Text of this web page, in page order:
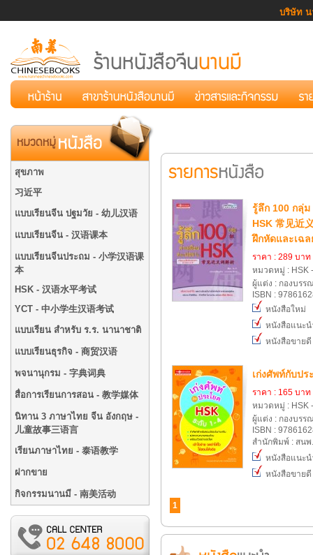
บริษัท น
สุขภาพ
习近平
แบบเรียนจีน ปฐมวัย - 幼儿汉语
แบบเรียนจีน - 汉语课本
แบบเรียนจีนประถม - 小学汉语课
本
HSK - 汉语水平考试
YCT - 中小学生汉语考试
แบบเรียน สำหรับ ร.ร. นานาชาติ
แบบเรียนธุรกิจ - 商贸汉语
พจนานุกรม - 字典词典
สื่อการเรียนการสอน - 教学媒体
นิทาน 3 ภาษาไทย จีน อังกฤษ -
儿童故事三语言
เรียนภาษาไทย - 泰语教学
ฝากขาย
กิจกรรมนานมี - 南美活动
รู้ลึก 100 กลุ่
HSK 常见近
ฝึกหัดและเฉล
ราคา : 289 บาท
หมวดหมู่ : HSK
ผู้แต่ง : กองบรร
ISBN :
หนังสือใหม่
หนังสือแนะน
หนังสือขายดี
เก่งศัพท์กับปร
ราคา : 165 บาท
หมวดหมู่ : HSK
ผู้แต่ง : กองบรร
ISBN :
สำนักพิมพ์ : สนพ
หนังสือแนะน
หนังสือขายดี
1